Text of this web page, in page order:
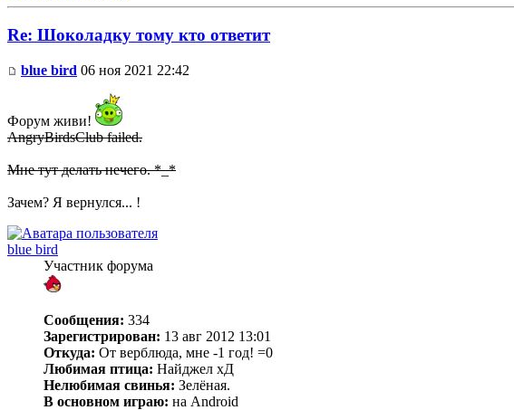
Re: Шоколадку тому кто ответит
blue bird 06 ноя 2021 22:42
Форум живи!
AngryBirdsClub failed.
Мне тут делать нечего. *_*
Зачем? Я вернулся... !
blue bird
Участник форума
Сообщения: 334
Зарегистрирован: 13 авг 2012 13:01
Откуда: От верблюда, мне -1 год! =0
Любимая птица: Найджел хД
Нелюбимая свинья: Зелёная.
В основном играю: на Android